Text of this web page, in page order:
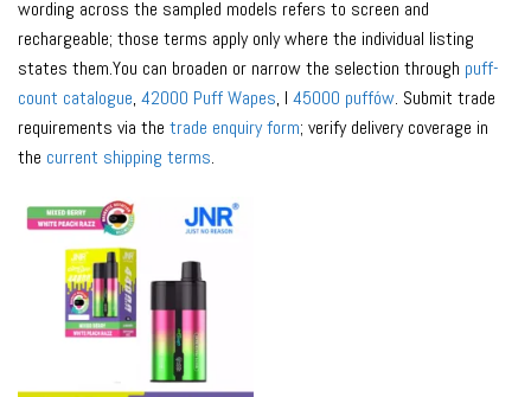
wording across the sampled models refers to screen and
rechargeable; those terms apply only where the individual listing
states them.You can broaden or narrow the selection through puff-
count catalogue, 42000 Puff Wapes, I 45000 puffów. Submit trade
requirements via the trade enquiry form; verify delivery coverage in
the current shipping terms.